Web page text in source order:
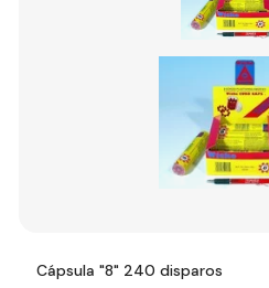
Cápsula "8" 240 disparos